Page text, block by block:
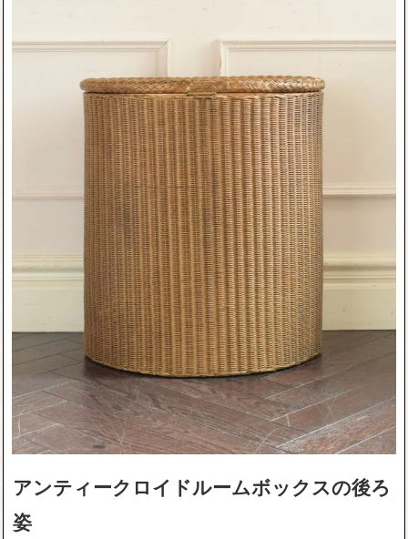
アンティークロイドルームボックスの後ろ
姿